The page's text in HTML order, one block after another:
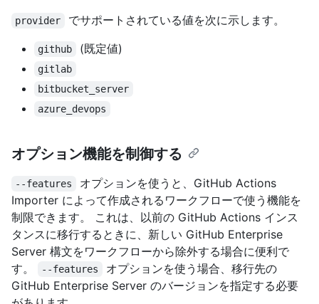
provider でサポートされている値を次に示します。
github (既定値)
gitlab
bitbucket_server
azure_devops
オプション機能を制御する
--features
オプションを使うと、GitHub Actions
Importer によって作成されるワークフローで使う機能を
制限できます。 これは、以前の GitHub Actions インス
タンスに移行するときに、新しい GitHub Enterprise
Server 構文をワークフローから除外する場合に便利で
す。
--features
オプションを使う場合、移行先の
GitHub Enterprise Server のバージョンを指定する必要